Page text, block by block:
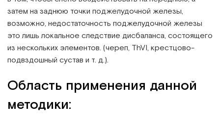
затем на заднюю точки поджелудочной железы,
возможно, недостаточность поджелудочной железы
это лишь локальное следствие дисбаланса, состоящего
из нескольких элементов. (череп, ThVI, крестцово-
подвздошный сустав и т. д.).
Область применения данной
методики: